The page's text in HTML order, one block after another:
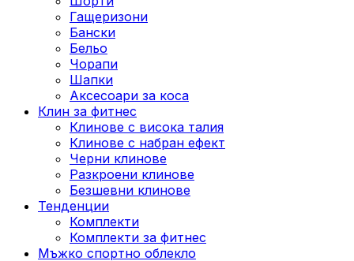
Гащеризони
Бански
Бельо
Чорапи
Шапки
Аксесоари за коса
Клин за фитнес
Клинове с висока талия
Клинове с набран ефект
Черни клинове
Разкроени клинове
Безшевни клинове
Тенденции
Комплекти
Комплекти за фитнес
Мъжко спортно облекло